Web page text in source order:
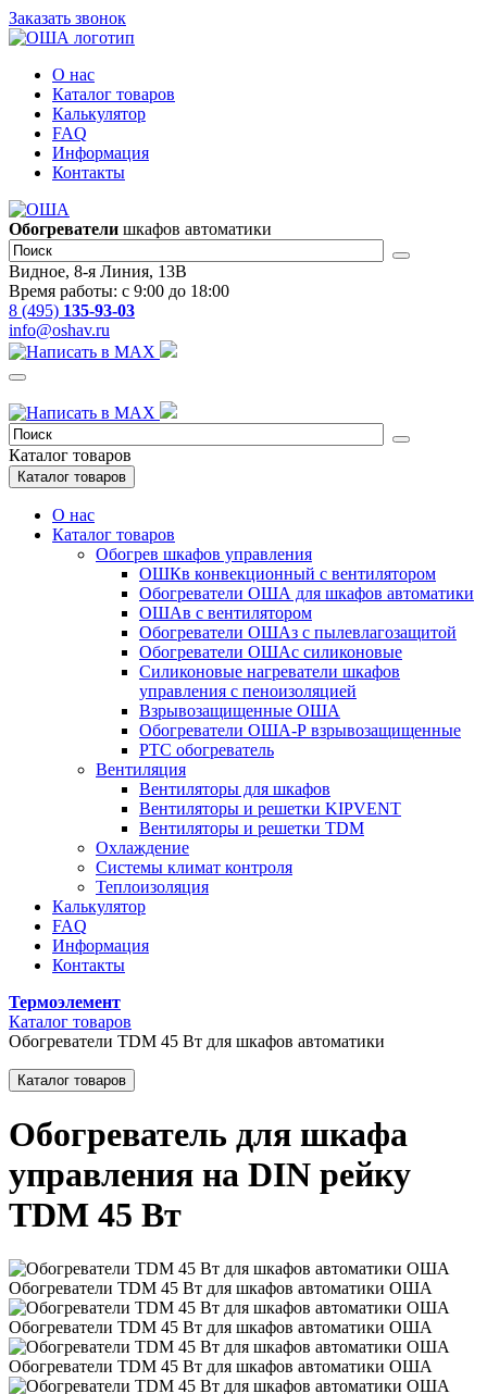
Заказать звонок
О нас
Каталог товаров
Калькулятор
FAQ
Информация
Контакты
Обогреватели шкафов автоматики
Видное, 8-я Линия, 13В
Время работы: с 9:00 до 18:00
8 (495) 135-93-03
info@oshav.ru
Каталог товаров
Каталог товаров
О нас
Каталог товаров
Обогрев шкафов управления
ОШКв конвекционный с вентилятором
Обогреватели ОША для шкафов автоматики
ОШАв с вентилятором
Обогреватели ОШАз с пылевлагозащитой
Обогреватели ОШАс силиконовые
Силиконовые нагреватели шкафов
управления с пеноизоляцией
Взрывозащищенные ОША
Обогреватели ОША-Р взрывозащищенные
РТС обогреватель
Вентиляция
Вентиляторы для шкафов
Вентиляторы и решетки KIPVENT
Вентиляторы и решетки TDM
Охлаждение
Системы климат контроля
Теплоизоляция
Калькулятор
FAQ
Информация
Контакты
Термоэлемент
Каталог товаров
Обогреватели TDM 45 Вт для шкафов автоматики
Каталог товаров
Обогреватель для шкафа
управления на DIN рейку
TDM 45 Вт
Обогреватели TDM 45 Вт для шкафов автоматики ОША
Обогреватели TDM 45 Вт для шкафов автоматики ОША
Обогреватели TDM 45 Вт для шкафов автоматики ОША